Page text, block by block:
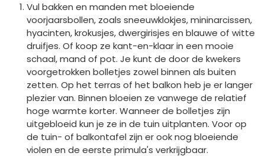
Vul bakken en manden met bloeiende
voorjaarsbollen, zoals sneeuwklokjes, mininarcissen,
hyacinten, krokusjes, dwergirisjes en blauwe of witte
druifjes. Of koop ze kant-en-klaar in een mooie
schaal, mand of pot. Je kunt de door de kwekers
voorgetrokken bolletjes zowel binnen als buiten
zetten. Op het terras of het balkon heb je er langer
plezier van. Binnen bloeien ze vanwege de relatief
hoge warmte korter. Wanneer de bolletjes zijn
uitgebloeid kun je ze in de tuin uitplanten. Voor op
de tuin- of balkontafel zijn er ook nog bloeiende
violen en de eerste primula's verkrijgbaar.